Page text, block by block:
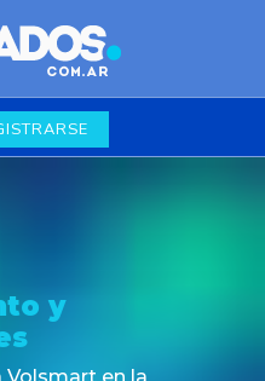
de rúbrica de los
Ciudad de Buenos Aires